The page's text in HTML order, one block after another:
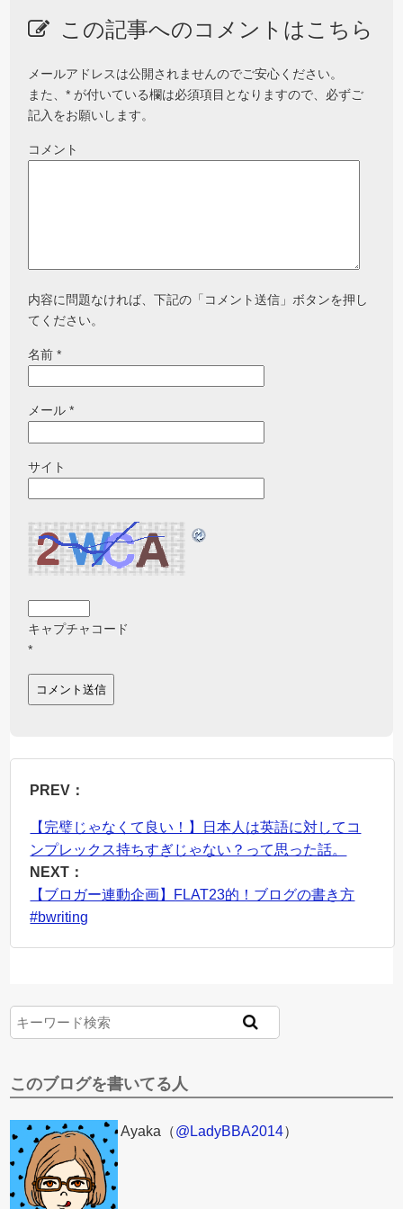
この記事へのコメントはこちら
メールアドレスは公開されませんのでご安心ください。
また、* が付いている欄は必須項目となりますので、必ずご
記入をお願いします。
コメント
内容に問題なければ、下記の「コメント送信」ボタンを押し
てください。
名前*
メール*
サイト
キャプチャコード
*
PREV：
【完璧じゃなくて良い！】日本人は英語に対してコ
ンプレックス持ちすぎじゃない？って思った話。
NEXT：
【ブロガー連動企画】FLAT23的！ブログの書き方
#bwriting
このブログを書いてる人
Ayaka（@LadyBBA2014）